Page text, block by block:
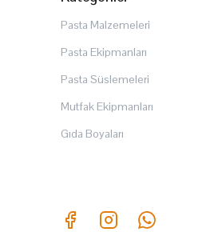
Pasta Malzemeleri
Pasta Ekipmanları
Pasta Süslemeleri
Mutfak Ekipmanları
Gıda Boyaları